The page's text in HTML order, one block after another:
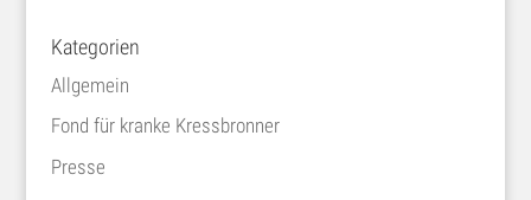
Kategorien
Allgemein
Fond für kranke Kressbronner
Presse